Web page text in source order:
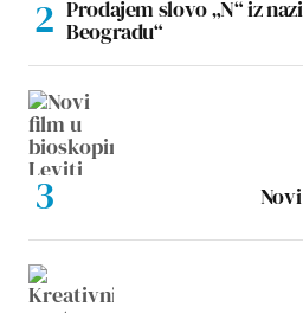
Prodajem slovo „N“ iz
Beogradu“